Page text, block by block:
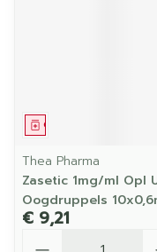
Geneesmiddel
Thea Pharma
Zasetic 1mg/ml Opl
Oogdruppels
€ 9,21